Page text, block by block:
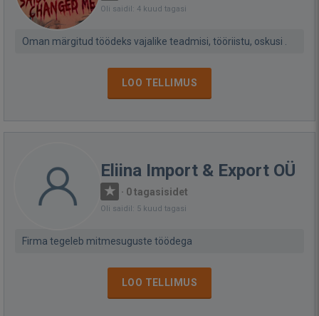
Oli saidil: 4 kuud tagasi
Oman märgitud töödeks vajalike teadmisi, tööriistu, oskusi .
LOO TELLIMUS
Eliina Import & Export OÜ
· 0 tagasisidet
Oli saidil: 5 kuud tagasi
Firma tegeleb mitmesuguste töödega
LOO TELLIMUS